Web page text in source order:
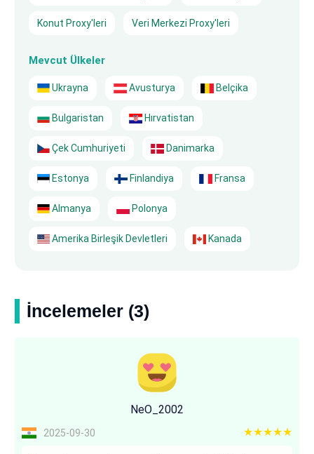
Konut Proxy'leri Veri Merkezi Proxy'leri
Mevcut Ülkeler
Ukrayna Avusturya Belçika
Bulgaristan Hırvatistan
Çek Cumhuriyeti Danimarka
Estonya Finlandiya Fransa
Almanya Polonya
Amerika Birleşik Devletleri Kanada
İncelemeler (3)
NeO_2002
2025-09-30 5 out of 5